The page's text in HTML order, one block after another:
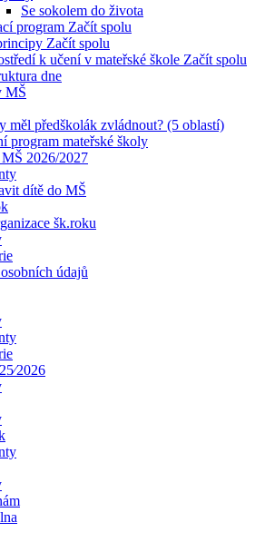
Se sokolem do života
program Začít spolu
Začít spolu
k učení v mateřské škole Začít spolu
dne
MŠ
měl předškolák zvládnout? (5 oblastí)
program mateřské školy
2026/2027
dítě do MŠ
šk.roku
údajů